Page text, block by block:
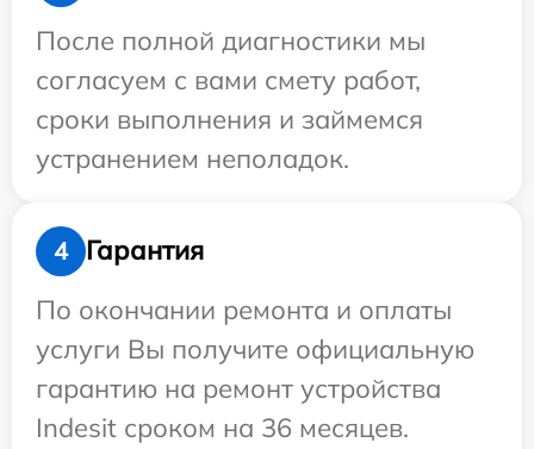
После полной диагностики мы
согласуем с вами смету работ,
сроки выполнения и займемся
устранением неполадок.
4
Гарантия
По окончании ремонта и оплаты
услуги Вы получите официальную
гарантию на ремонт устройства
Indesit сроком на 36 месяцев.